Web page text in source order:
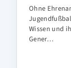
Ohne
Wissen und
Gener…